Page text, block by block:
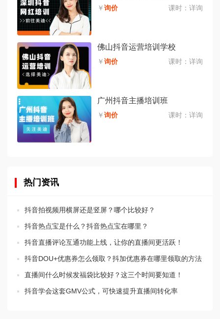
￥询价 课时： 详询
佛山抖音运营培训学校
￥询价 课时： 详询
广州抖音主播培训班
￥询价 课时： 详询
热门资讯
抖音拍视频用横屏还是竖屏？哪个比较好？
抖音热点宝是什么？抖音热点宝在哪里？
抖音直播评论互通功能上线，让你的直播间更活跃！
抖音DOU+优惠券怎么领取？抖加优惠券在哪里领取的方法
直播间什么时候发福袋比较好？这三个时间要知道！
抖音学会这套GMV公式，可快速提升直播间转化率